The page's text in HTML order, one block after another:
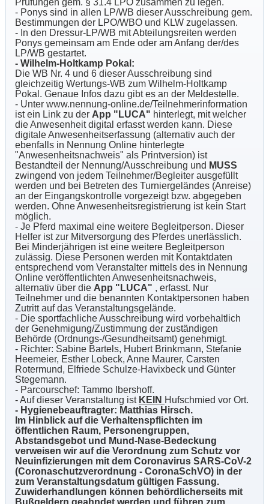
Prüfungen gem. § 31.4 LPO zusammen zu legen.
- Ponys sind in allen LP/WB dieser Ausschreibung gem.
Bestimmungen der LPO/WBO und KLW zugelassen.
- In den Dressur-LP/WB mit Abteilungsreiten werden
Ponys gemeinsam am Ende oder am Anfang der/des
LP/WB gestartet.
- Wilhelm-Holtkamp Pokal:
Die WB Nr. 4 und 6 dieser Ausschreibung sind
gleichzeitig Wertungs-WB zum Wilhelm-Holtkamp
Pokal. Genaue Infos dazu gibt es an der Meldestelle.
- Unter www.nennung-online.de/Teilnehmerinformation
ist ein Link zu der App "LUCA" hinterlegt, mit welcher
die Anwesenheit digital erfasst werden kann. Diese
digitale Anwesenheitserfassung (alternativ auch der
ebenfalls in Nennung Online hinterlegte
"Anwesenheitsnachweis" als Printversion) ist
Bestandteil der Nennung/Ausschreibung und MUSS
zwingend von jedem Teilnehmer/Begleiter ausgefüllt
werden und bei Betreten des Turniergeländes (Anreise)
an der Eingangskontrolle vorgezeigt bzw. abgegeben
werden. Ohne Anwesenheitsregistrierung ist kein Start
möglich.
- Je Pferd maximal eine weitere Begleitperson. Dieser
Helfer ist zur Mitversorgung des Pferdes unerlässlich.
Bei Minderjährigen ist eine weitere Begleitperson
zulässig. Diese Personen werden mit Kontaktdaten
entsprechend vom Veranstalter mittels des in Nennung
Online veröffentlichten Anwesenheitsnachweis,
alternativ über die App "LUCA" , erfasst. Nur
Teilnehmer und die benannten Kontaktpersonen haben
Zutritt auf das Veranstaltungsgelände.
- Die sportfachliche Ausschreibung wird vorbehaltlich
der Genehmigung/Zustimmung der zuständigen
Behörde (Ordnungs-/Gesundheitsamt) genehmigt.
- Richter: Sabine Bartels, Hubert Brinkmann, Stefanie
Heemeier, Esther Lobeck, Anne Maurer, Carsten
Rotermund, Elfriede Schulze-Havixbeck und Günter
Stegemann.
- Parcourschef: Tammo Ibershoff.
- Auf dieser Veranstaltung ist KEIN Hufschmied vor Ort.
- Hygienebeauftragter: Matthias Hirsch.
Im Hinblick auf die Verhaltenspflichten im
öffentlichen Raum, Personengruppen,
Abstandsgebot und Mund-Nase-Bedeckung
verweisen wir auf die Verordnung zum Schutz vor
Neuinfizierungen mit dem Coronavirus SARS-CoV-2
(Coronaschutzverordnung - CoronaSchVO) in der
zum Veranstaltungsdatum gültigen Fassung.
Zuwiderhandlungen können behördlicherseits mit
Bußgeldern geahndet werden und führen zum